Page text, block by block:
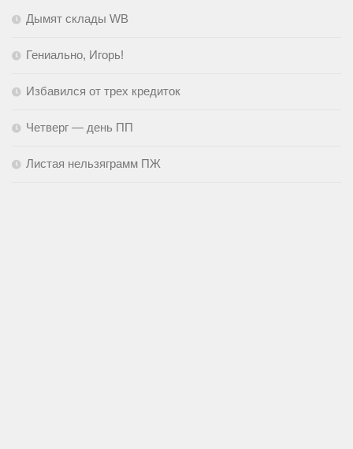
Дымят склады WB
Гениально, Игорь!
Избавился от трех кредиток
Четверг — день ПП
Листая нельзяграмм ПЖ